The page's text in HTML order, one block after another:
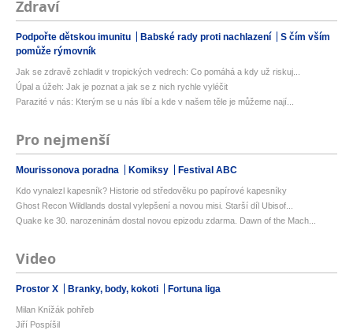
Zdraví
Podpořte dětskou imunitu Babské rady proti nachlazení
S čím vším
pomůže rýmovník
Jak se zdravě zchladit v tropických vedrech: Co pomáhá a kdy už riskuj...
Úpal a úžeh: Jak je poznat a jak se z nich rychle vyléčit
Parazité v nás: Kterým se u nás líbí a kde v našem těle je můžeme nají...
Pro nejmenší
Mourissonova poradna Komiksy Festival ABC
Kdo vynalezl kapesník? Historie od středověku po papírové kapesníky
Ghost Recon Wildlands dostal vylepšení a novou misi. Starší díl Ubisof...
Quake ke 30. narozeninám dostal novou epizodu zdarma. Dawn of the Mach...
Video
Prostor X Branky, body, kokoti Fortuna liga
Milan Knížák pohřeb
Jiří Pospíšil